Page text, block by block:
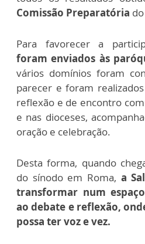
Comissão Preparatória
Para favorecer a
foram enviados às
vários domínios foram
parecer e foram
reflexão e de encontro
e nas dioceses,
oração e celebração.
Desta forma, quando
do sínodo em Roma, a
transformar num
ao debate e reflexão,
possa ter voz e vez.